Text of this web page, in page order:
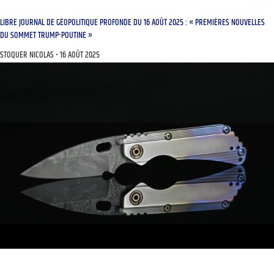
LIBRE JOURNAL DE GÉOPOLITIQUE PROFONDE DU 16 AOÛT 2025 : « PREMIÈRES NOUVELLES
DU SOMMET TRUMP-POUTINE »
STOQUER NICOLAS 16 AOÛT 2025